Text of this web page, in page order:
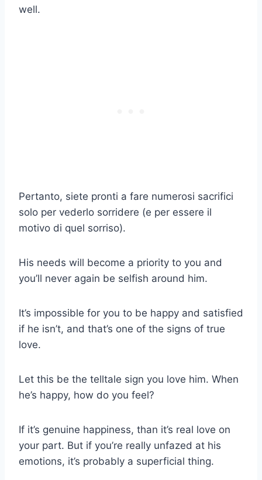
well.
Pertanto, siete pronti a fare numerosi sacrifici
solo per vederlo sorridere (e per essere il
motivo di quel sorriso).
His needs will become a priority to you and
you’ll never again be selfish around him.
It’s impossible for you to be happy and satisfied
if he isn’t, and that’s one of the signs of true
love.
Let this be the telltale sign you love him. When
he’s happy, how do you feel?
If it’s genuine happiness, than it’s real love on
your part. But if you’re really unfazed at his
emotions, it’s probably a superficial thing.